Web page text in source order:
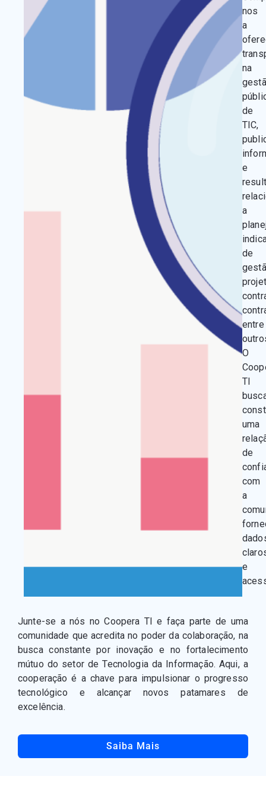
nos
a
na
de
TIC,
e
a
de
entre
O
TI
uma
de
com
a
e
Junte-se a nós no Coopera TI e faça parte de uma
comunidade que acredita no poder da colaboração, na
busca constante por inovação e no fortalecimento
mútuo do setor de Tecnologia da Informação. Aqui, a
cooperação é a chave para impulsionar o progresso
tecnológico e alcançar novos patamares de
excelência.
Saiba Mais